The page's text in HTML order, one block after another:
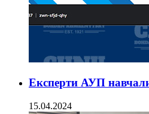
Експерти АУП навчали
15.04.2024